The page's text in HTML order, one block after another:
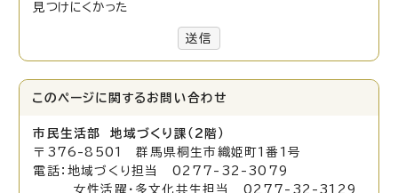
見つけにくかった
送信
このページに関する お問い合わせ
市民生活部 地域づくり課（2階）
〒376-8501 群馬県桐生市織姫町1番1号
電話：地域づくり担当 0277-32-3079
女性活躍・多文化共生担当 0277-32-3129